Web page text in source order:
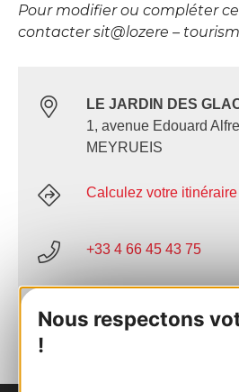
Nous respectons
!
Pour modifier ou compléter
contacter sit@lozere –
LE JARDIN DES
1, avenue Edouard
MEYRUEIS
Calculez votre itinéraire
+33 4 66 45 43 75
AU CARNET